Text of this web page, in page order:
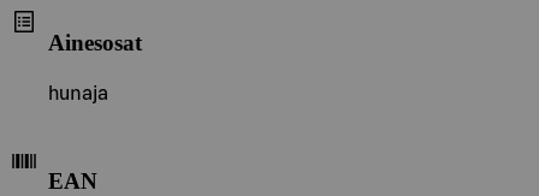
Ainesosat
hunaja
EAN